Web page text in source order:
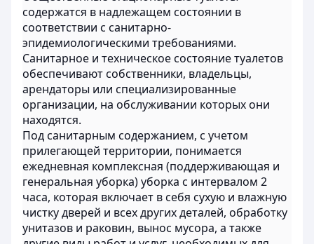
содержатся в надлежащем состоянии в
соответствии с санитарно-
эпидемиологическими требованиями.
Санитарное и техническое состояние туалетов
обеспечивают собственники, владельцы,
арендаторы или специализированные
организации, на обслуживании которых они
находятся.
Под санитарным содержанием, с учетом
прилегающей территории, понимается
ежедневная комплексная (поддерживающая и
генеральная уборка) уборка с интервалом 2
часа, которая включает в себя сухую и влажную
чистку дверей и всех других деталей, обработку
унитазов и раковин, вынос мусора, а также